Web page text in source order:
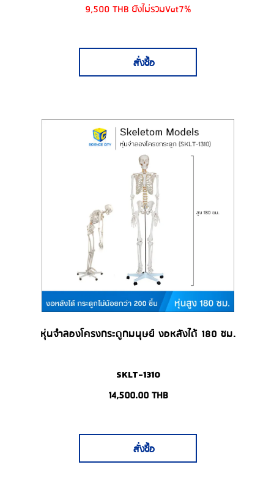
9,500 THB ยังไม่รวมVat7%
สั่งซื้อ
หุ่นจำลองโครงกระดูกมนุษย์ งอหลังได้ 180 ซม.
SKLT-1310
14,500.00THB
สั่งซื้อ